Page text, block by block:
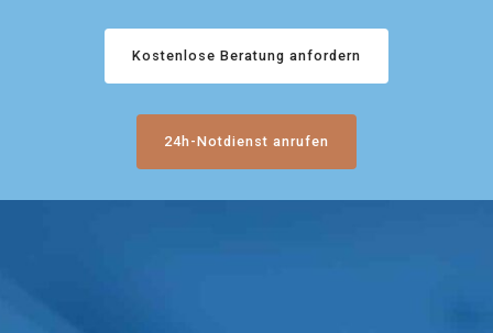
Kostenlose Beratung anfordern
24h-Notdienst anrufen